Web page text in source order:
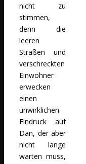
nicht zu
stimmen,
denn die
leeren
Straßen und
verschreckten
Einwohner
erwecken
einen
unwirklichen
Eindruck auf
Dan, der aber
nicht lange
warten muss,